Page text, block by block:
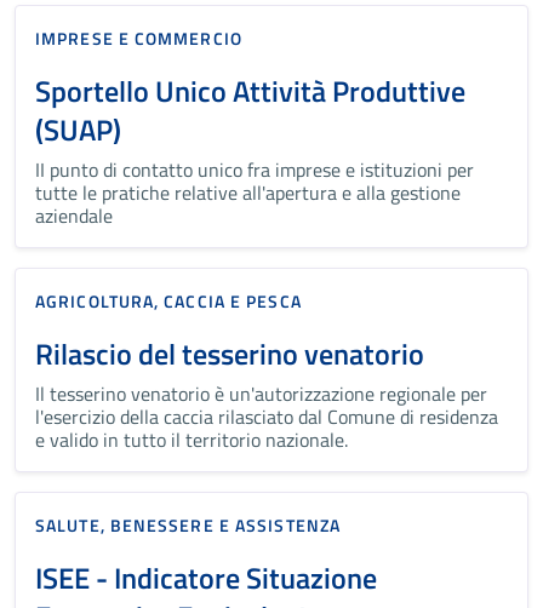
IMPRESE E COMMERCIO
Sportello Unico Attività Produttive
(SUAP)
II punto di contatto unico fra imprese e istituzioni per
tutte le pratiche relative all'apertura e alla gestione
aziendale
AGRICOLTURA, CACCIA E PESCA
Rilascio del tesserino venatorio
Il tesserino venatorio è un'autorizzazione regionale per
l'esercizio della caccia rilasciato dal Comune di residenza
e valido in tutto il territorio nazionale.
SALUTE, BENESSERE E ASSISTENZA
ISEE - Indicatore Situazione